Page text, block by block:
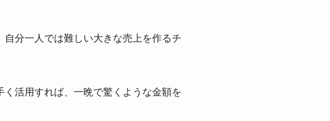
分一人では難しい大きな売上を作るチ
活用すれば、一晩で驚くような金額を